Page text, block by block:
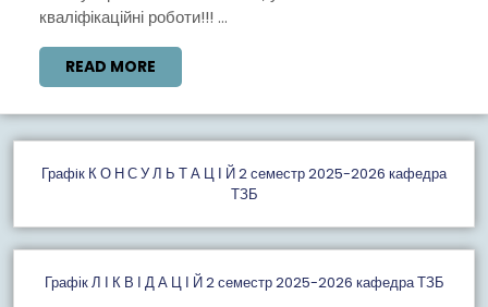
кваліфікаційні роботи!!! ...
READ MORE
MORE
Графiк К О Н С У Л Ь Т А Ц І Й 2 семестр 2025-2026 кафедра
ТЗБ
Графік Л І К В І Д А Ц І Й 2 семестр 2025-2026 кафедра ТЗБ